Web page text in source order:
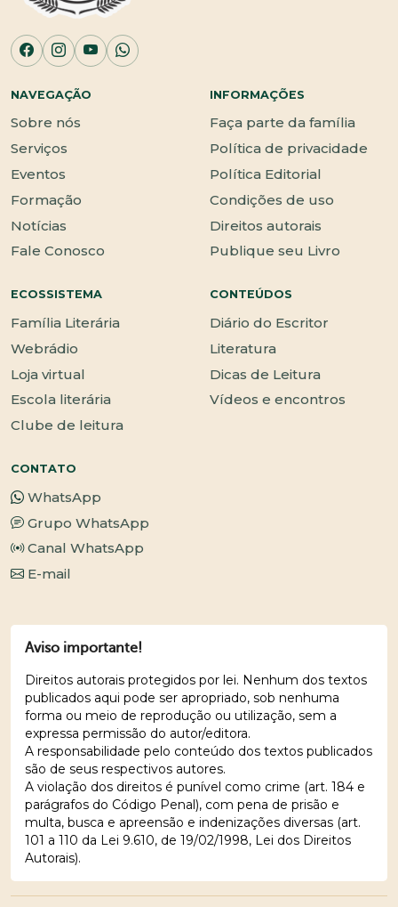
NAVEGAÇÃO
Sobre nós
Serviços
Eventos
Formação
Notícias
Fale Conosco
INFORMAÇÕES
Faça parte da família
Política de privacidade
Política Editorial
Condições de uso
Direitos autorais
Publique seu Livro
ECOSSISTEMA
Família Literária
Webrádio
Loja virtual
Escola literária
Clube de leitura
CONTEÚDOS
Diário do Escritor
Literatura
Dicas de Leitura
Vídeos e encontros
CONTATO
WhatsApp
Grupo WhatsApp
Canal WhatsApp
E-mail
Aviso importante!
Direitos autorais protegidos por lei. Nenhum dos textos
publicados aqui pode ser apropriado, sob nenhuma
forma ou meio de reprodução ou utilização, sem a
expressa permissão do autor/editora.
A responsabilidade pelo conteúdo dos textos publicados
são de seus respectivos autores.
A violação dos direitos é punível como crime (art. 184 e
parágrafos do Código Penal), com pena de prisão e
multa, busca e apreensão e indenizações diversas (art.
101 a 110 da Lei 9.610, de 19/02/1998, Lei dos Direitos
Autorais).